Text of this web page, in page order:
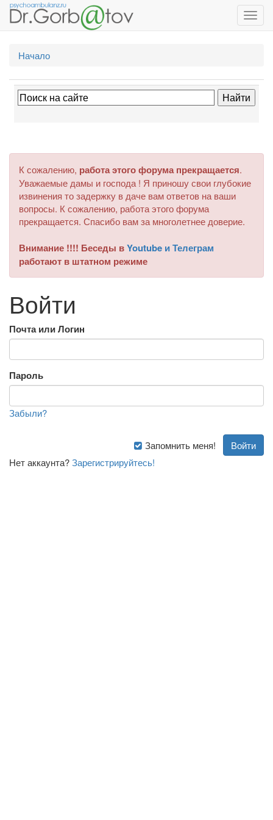
Начало
К сожалению, работа этого форума прекращается.
Уважаемые дамы и господа ! Я приношу свои глубокие
извинения то задержку в даче вам ответов на ваши
вопросы. К сожалению, работа этого форума
прекращается. Спасибо вам за многолетнее доверие.
Внимание !!!! Беседы вYoutube и Телеграм
работают в штатном режиме
Войти
Почта или Логин
Пароль
Забыли?
Запомнить меня!
Нет аккаунта?Зарегистрируйтесь!